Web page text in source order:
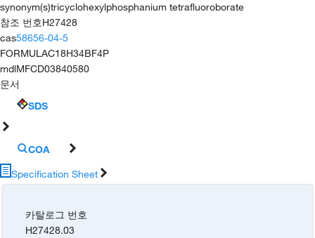
synonym(s)tricyclohexylphosphanium tetrafluoroborate
참조 번호H27428
cas58656-04-5
FORMULAC18H34BF4P
mdlMFCD03840580
문서
SDS
COA
Specification Sheet
카탈로그 번호
H27428.03